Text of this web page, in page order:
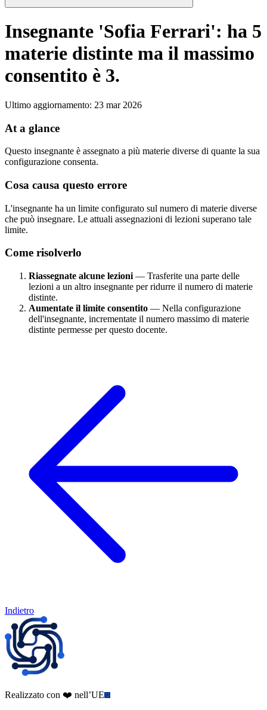
Insegnante 'Sofia Ferrari': ha 5
materie distinte ma il massimo
consentito è 3.
Ultimo aggiornamento: 23 mar 2026
At a glance
Questo insegnante è assegnato a più materie diverse di quante la sua
configurazione consenta.
Cosa causa questo errore
L'insegnante ha un limite configurato sul numero di materie diverse
che può insegnare. Le attuali assegnazioni di lezioni superano tale
limite.
Come risolverlo
Riassegnate alcune lezioni — Trasferite una parte delle
lezioni a un altro insegnante per ridurre il numero di materie
distinte.
Aumentate il limite consentito — Nella configurazione
dell'insegnante, incrementate il numero massimo di materie
distinte permesse per questo docente.
Indietro
Realizzato con ❤️ nell’UE